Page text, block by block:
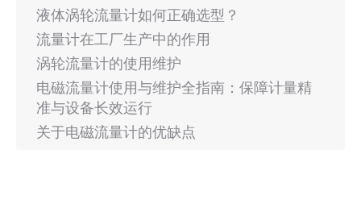
液体涡轮流量计如何正确选型？
流量计在工厂生产中的作用
涡轮流量计的使用维护
电磁流量计使用与维护全指南：保障计量精
准与设备长效运行
关于电磁流量计的优缺点